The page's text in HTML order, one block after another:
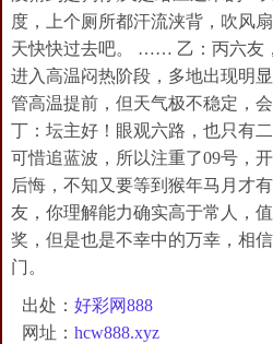
度，上个厕所都汗流浃背，吹风
天快快过去吧。 …… 乙：丙六友
进入高温闷热阶段，多地出现明
管高温提前，但天气极不稳定，
丁：坛主好！眼观六路，也只有
可惜追蓝波，所以注重了09号，
后悔，不知又要等到猴年马月才
友，你理解能力确实高于常人，
奖，但是也是不幸中的万幸，相
门。
出处： 好彩网888
网址： hcw888.xyz